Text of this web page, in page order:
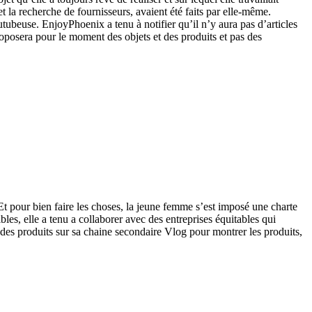
recherche de fournisseurs, avaient été faits par elle-même.
EnjoyPhoenix a tenu à notifier qu’il n’y aura pas d’articles
pour le moment des objets et des produits et pas des
bien faire les choses, la jeune femme s’est imposé une charte
elle a tenu a collaborer avec des entreprises équitables qui
produits sur sa chaine secondaire Vlog pour montrer les produits,